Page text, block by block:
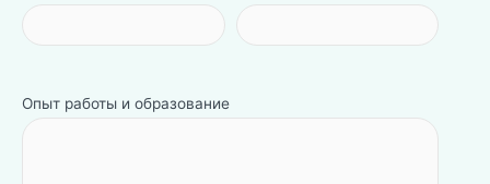
Опыт работы и образование